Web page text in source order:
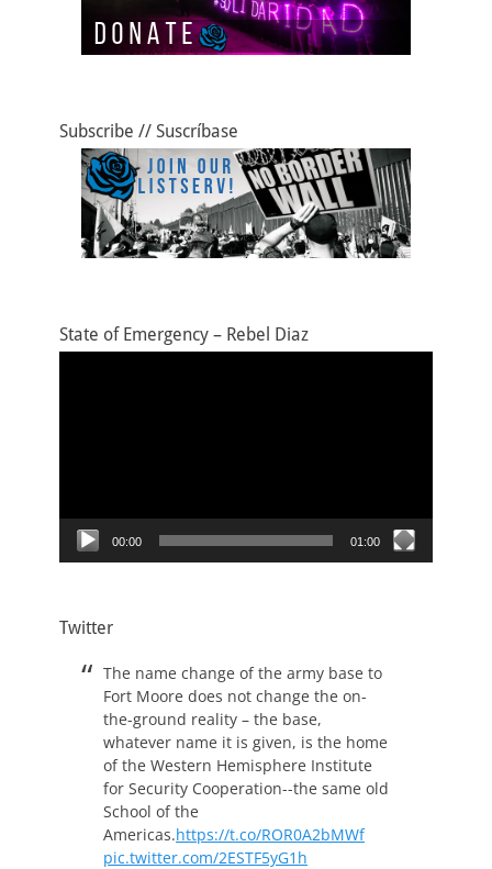
o
o
o
n
tir
Subscribe // Suscríbase
State of Emergency – Rebel Diaz
00:00 01:00
Twitter
The name change of the army base to
Fort Moore does not change the on-
the-ground reality – the base,
whatever name it is given, is the home
of the Western Hemisphere Institute
for Security Cooperation--the same old
School of the
Americas.https://t.co/ROR0A2bMWf
pic.twitter.com/2ESTF5yG1h